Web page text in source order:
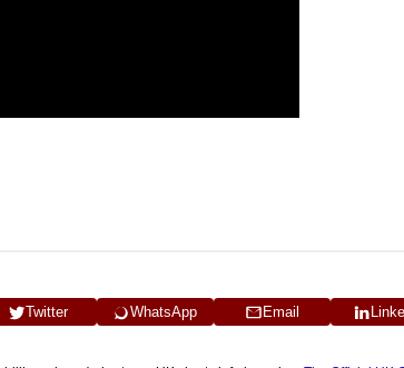
Twitter WhatsApp Email